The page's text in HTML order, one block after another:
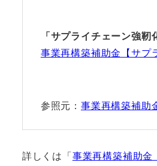
「サプライチェーン強靭
事業再構築補助金【サプ
参照元： 事業再構築補助
詳しくは「事業再構築補助